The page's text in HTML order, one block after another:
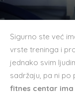
Sigurno ste već
vrste treninga i
jednako svim
sadržaju, pa ni po
fitnes centar